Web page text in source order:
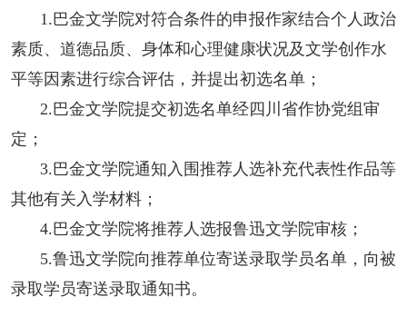
1.巴金文学院对符合条件的申报作家结合个人政治
素质、道德品质、身体和心理健康状况及文学创作水
平等因素进行综合评估，并提出初选名单；
2.巴金文学院提交初选名单经四川省作协党组审
定；
3.巴金文学院通知入围推荐人选补充代表性作品等
其他有关入学材料；
4.巴金文学院将推荐人选报鲁迅文学院审核；
5.鲁迅文学院向推荐单位寄送录取学员名单，向被
录取学员寄送录取通知书。